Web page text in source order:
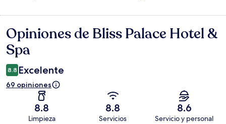
Opiniones
Opiniones de Bliss Palace Hotel &
Spa
8.8 Excelente
69 opiniones
8.8
Limpieza
8.8
Servicios
8.6
Servicio y personal